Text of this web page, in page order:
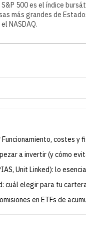
S&P 500 es el índice
más grandes de
NASDAQ.
Funcionamiento, costes y
a invertir (y cómo
Unit Linked): lo
cuál elegir para tu
en ETFs de